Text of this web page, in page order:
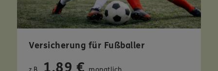
Versicherung für Fußballer
1,89 €